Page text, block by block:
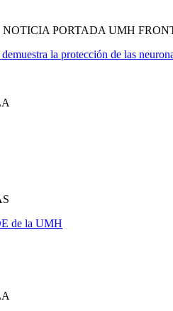
PORTADA UMH
la protección de las
de la UMH